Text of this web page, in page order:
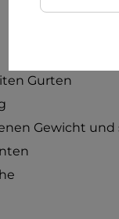
Gurten
Gewicht